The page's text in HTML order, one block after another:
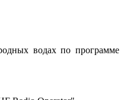
водах по программе